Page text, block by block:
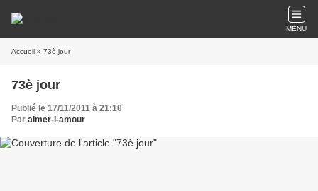
MENU
Accueil » 73è jour
73è jour
Publié le 17/11/2011 à 21:10
Par aimer-l-amour